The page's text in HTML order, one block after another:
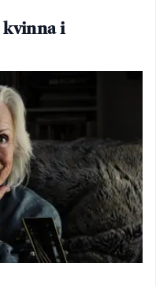
kvinna i